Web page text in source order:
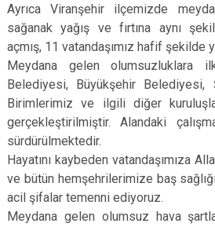
Ayrıca Viranşehir ilçemizde
sağanak yağış ve fırtına aynı
açmış, 11 vatandaşımız hafif şekilde
Meydana gelen olumsuzluklara
Belediyesi, Büyükşehir Belediyesi,
Birimlerimiz ve ilgili diğer
gerçekleştirilmiştir. Alandaki
sürdürülmektedir.
Hayatını kaybeden vatandaşımıza
ve bütün hemşehrilerimize baş
acil şifalar temenni ediyoruz.
Meydana gelen olumsuz hava